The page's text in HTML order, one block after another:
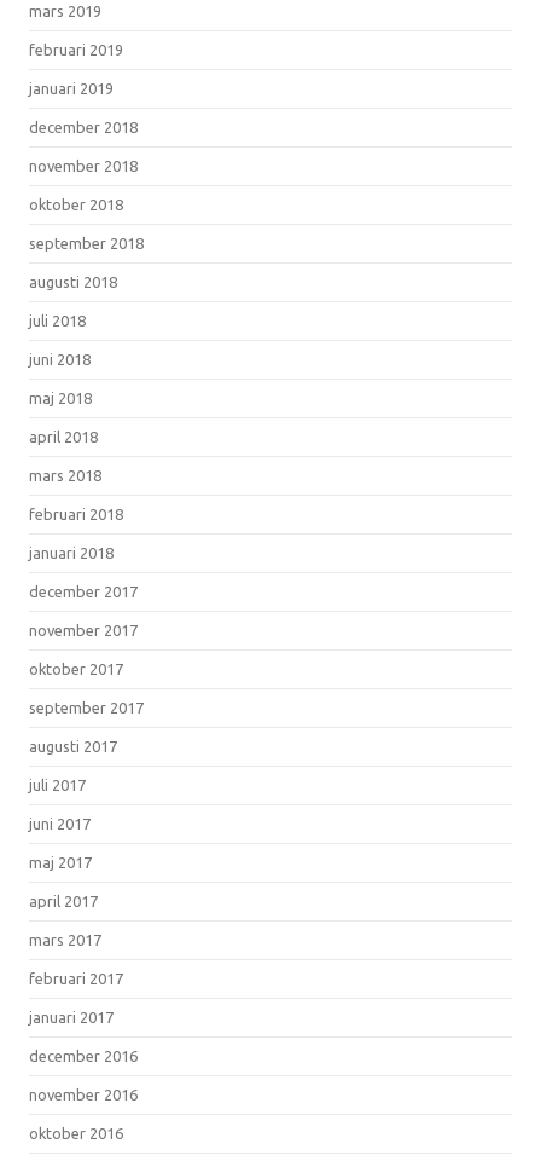
mars 2019
februari 2019
januari 2019
december 2018
november 2018
oktober 2018
september 2018
augusti 2018
juli 2018
juni 2018
maj 2018
april 2018
mars 2018
februari 2018
januari 2018
december 2017
november 2017
oktober 2017
september 2017
augusti 2017
juli 2017
juni 2017
maj 2017
april 2017
mars 2017
februari 2017
januari 2017
december 2016
november 2016
oktober 2016